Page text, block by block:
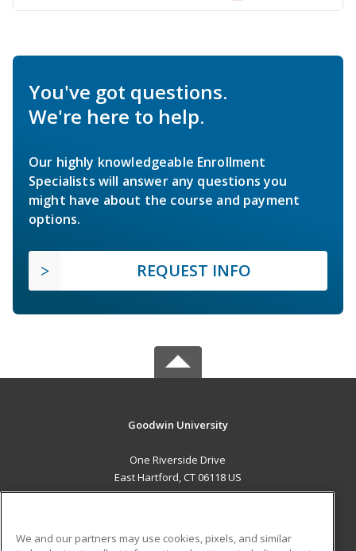
You've got questions.
We're here to help.
Our highly knowledgeable Enrollment
Specialists will answer any questions you
might have about the course and payment
options.
REQUEST INFO
Goodwin University
One Riverside Drive
East Hartford, CT 06118 US
We and our partners may use cookies, pixels, and similar